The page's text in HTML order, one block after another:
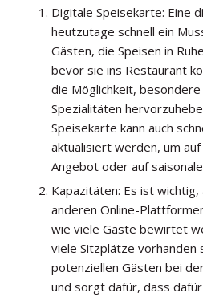
Digitale Speisekarte: Eine
heutzutage schnell ein
Gästen, die Speisen in
bevor sie ins Restaurant
die Möglichkeit,
Spezialitäten
Speisekarte kann auch
aktualisiert werden, um
Angebot oder auf
Kapazitäten: Es ist
anderen Online-
wie viele Gäste bewirtet
viele Sitzplätze vorhanden
potenziellen Gästen bei
und sorgt dafür, dass